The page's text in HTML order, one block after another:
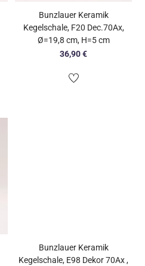
Bunzlauer Keramik
Kegelschale, F20 Dec.70Ax,
Ø=19,8 cm, H=5 cm
36,90€
Bunzlauer Keramik
Kegelschale, E98 Dekor 70Ax ,